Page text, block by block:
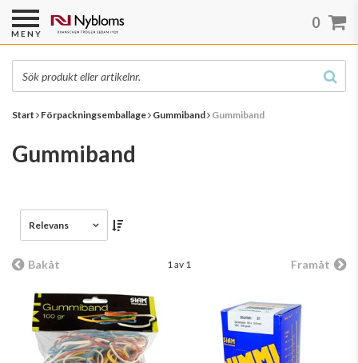
Start Förpackningsemballage Gummiband Gummiband
Gummiband
Relevans
Bakåt 1 av 1 Framåt
MENY
0